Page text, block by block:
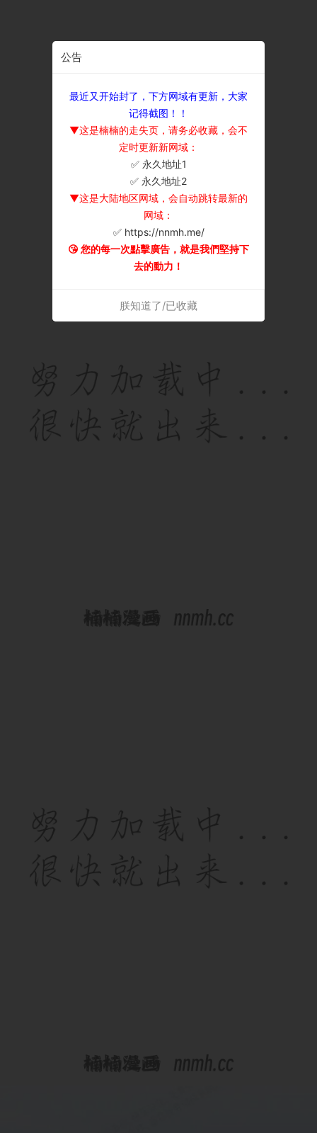
公告
最近又开始封了，下方网域有更新，大家
记得截图！！
▼这是楠楠的走失页，请务必收藏，会不
定时更新新网域：
✅ 永久地址1
✅ 永久地址2
▼这是大陆地区网域，会自动跳转最新的
网域：
✅ https://nnmh.me/
😘 您的每一次點擊廣告，就是我們堅持下
去的動力！
朕知道了/已收藏